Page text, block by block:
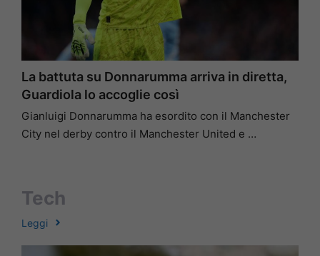
La battuta su Donnarumma arriva in diretta,
Guardiola lo accoglie così
Gianluigi Donnarumma ha esordito con il Manchester
City nel derby contro il Manchester United e …
Tech
Leggi